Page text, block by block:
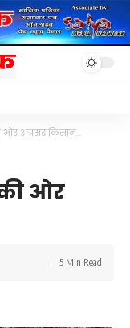
ओर अग्रसर किसान…
की ओर
5 Min Read